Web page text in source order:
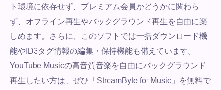
ト環境に依存せず、プレミアム会員かどうかに関わら
ず、オフライン再生やバックグラウンド再生を自由に楽
しめます。さらに、このソフトでは一括ダウンロード機
能やID3タグ情報の編集・保持機能も備えています。
YouTube Musicの高音質音楽を自由にバックグラウンド
再生したい方は、ぜひ「StreamByte for Music」を無料で